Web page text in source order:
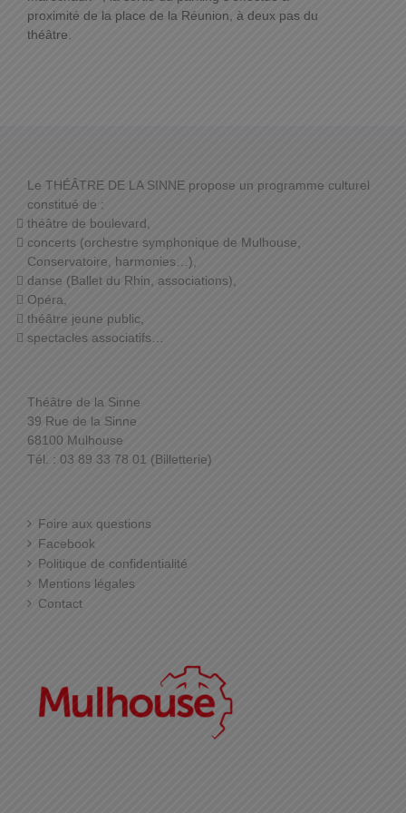
proximité de la place de la Réunion, à deux pas du
théâtre.
Le THÉÂTRE DE LA SINNE propose un programme culturel
constitué de :
théâtre de boulevard,
concerts (orchestre symphonique de Mulhouse,
Conservatoire, harmonies…),
danse (Ballet du Rhin, associations),
Opéra,
théâtre jeune public,
spectacles associatifs…
Théâtre de la Sinne
39 Rue de la Sinne
68100 Mulhouse
Tél. : 03 89 33 78 01 (Billetterie)
Foire aux questions
Facebook
Politique de confidentialité
Mentions légales
Contact